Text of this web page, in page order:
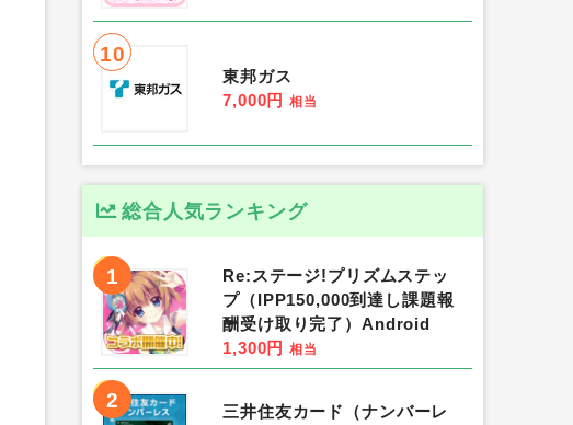
10
東邦ガス
7,000円 相当
総合人気ランキング
1
Re:ステージ!プリズムステッ
プ（IPP150,000到達し課題報
酬受け取り完了）Android
1,300円 相当
2
三井住友カード（ナンバーレ